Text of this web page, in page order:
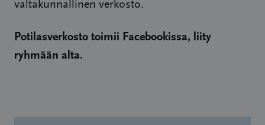
valtakunnallinen verkosto.
Potilasverkosto toimii Facebookissa, liity
ryhmään alta.